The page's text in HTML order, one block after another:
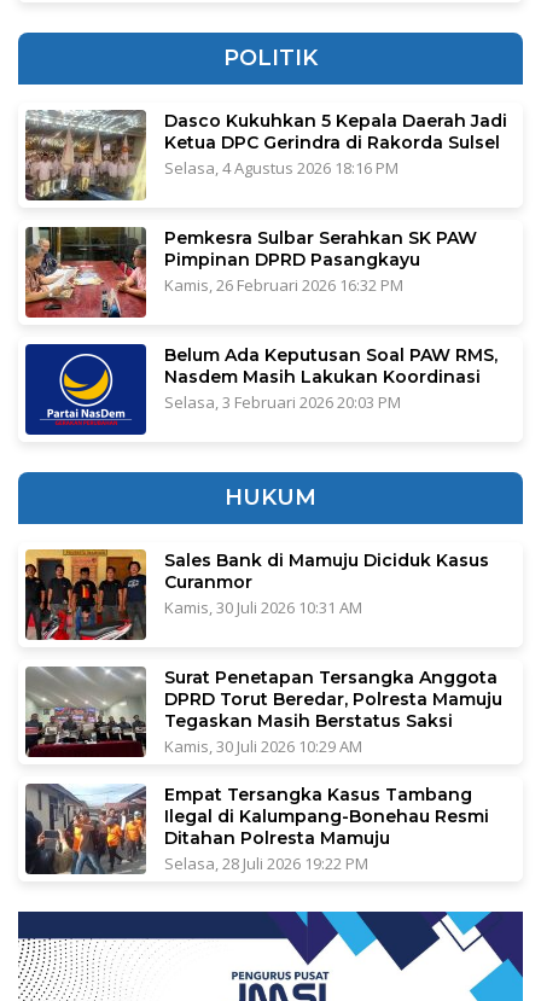
POLITIK
Dasco Kukuhkan 5 Kepala Daerah Jadi
Ketua DPC Gerindra di Rakorda Sulsel
Selasa, 4 Agustus 2026 18:16 PM
Pemkesra Sulbar Serahkan SK PAW
Pimpinan DPRD Pasangkayu
Kamis, 26 Februari 2026 16:32 PM
Belum Ada Keputusan Soal PAW RMS,
Nasdem Masih Lakukan Koordinasi
Selasa, 3 Februari 2026 20:03 PM
HUKUM
Sales Bank di Mamuju Diciduk Kasus
Curanmor
Kamis, 30 Juli 2026 10:31 AM
Surat Penetapan Tersangka Anggota
DPRD Torut Beredar, Polresta Mamuju
Tegaskan Masih Berstatus Saksi
Kamis, 30 Juli 2026 10:29 AM
Empat Tersangka Kasus Tambang
Ilegal di Kalumpang-Bonehau Resmi
Ditahan Polresta Mamuju
Selasa, 28 Juli 2026 19:22 PM